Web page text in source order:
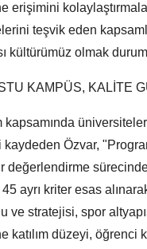
erişimini
teşvik eden
kültürümüz olmak
KAMPÜS, KALİTE
kapsamında
Özvar,
değerlendirme
ayrı kriter esas
ve stratejisi, spor
katılım düzeyi, öğrenci